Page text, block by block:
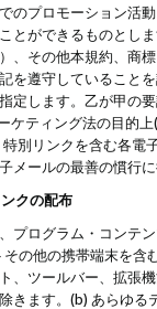
のプロモーション活
とができるものとし
、その他本規約、商
を遵守していること
定します。乙が甲の
ケティング法の目的
別リンクを含む各
メールの最善の慣行
クの配布
プログラム・コンテ
の他の携帯端末を
、ツールバー、拡張
きます。(b) あらゆ